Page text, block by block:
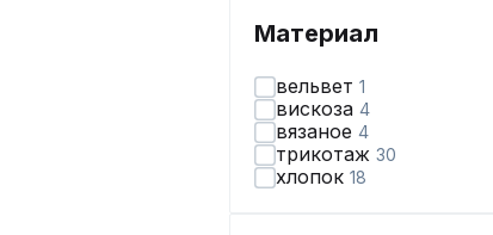
Материал
вельвет 1
вискоза 4
вязаное 4
трикотаж 30
хлопок 18